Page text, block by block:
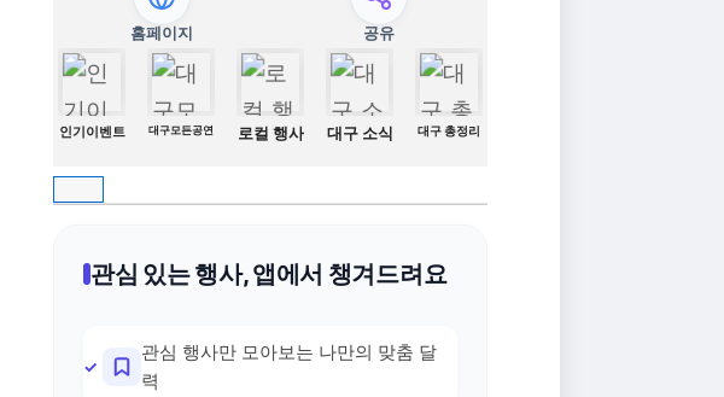
홈페이지 공유
인기이벤트 대구모든공연 로컬 행사 대구 소식 대구 총정리
관심 있는 행사, 앱에서 챙겨드려요
관심 행사만 모아보는 나만의 맞춤 달
력